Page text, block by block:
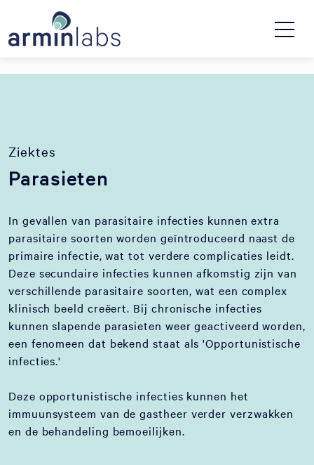
Ziektes
Parasieten
In gevallen van parasitaire infecties kunnen extra
parasitaire soorten worden geïntroduceerd naast de
primaire infectie, wat tot verdere complicaties leidt.
Deze secundaire infecties kunnen afkomstig zijn van
verschillende parasitaire soorten, wat een complex
klinisch beeld creëert. Bij chronische infecties
kunnen slapende parasieten weer geactiveerd worden,
een fenomeen dat bekend staat als 'Opportunistische
infecties.'
Deze opportunistische infecties kunnen het
immuunsysteem van de gastheer verder verzwakken
en de behandeling bemoeilijken.